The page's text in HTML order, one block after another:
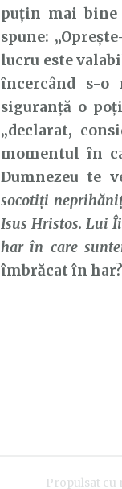
puțin mai bine
spune:
lucru este
încercând s-
siguranță o
„declarat,
momentul în
Dumnezeu te
socotiţi
Isus Hristos. Lui
har în care
îmbrăcat în
Propulsat cu